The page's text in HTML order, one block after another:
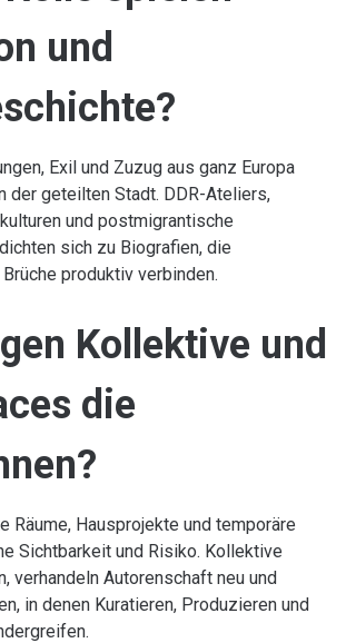
und
Exil und Zuzug aus ganz Europa
der geteilten Stadt. DDR-Ateliers,
und postmigrantische
sich zu Biografien, die
produktiv verbinden.
Kollektive und
die
Räume, Hausprojekte und temporäre
Sichtbarkeit und Risiko. Kollektive
verhandeln Autorenschaft neu und
in denen Kuratieren, Produzieren und